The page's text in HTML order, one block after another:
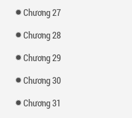
Chương 27
Chương 28
Chương 29
Chương 30
Chương 31